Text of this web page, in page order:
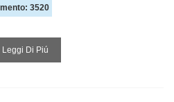
3520
Leggi Di Piú